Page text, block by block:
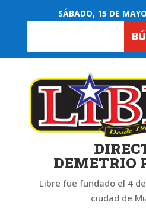
SÁBADO, 15 DE
DEMETRIO
Libre fue fundado el 4
ciudad de